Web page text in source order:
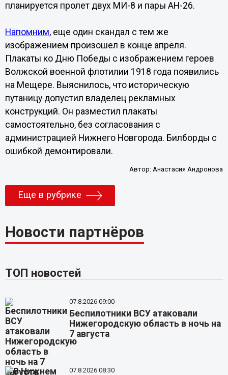
планируется пролет двух МИ-8 и пары АН-26.
Напомним, еще один скандал с тем же
изображением произошел в конце апреля.
Плакаты ко Дню Победы с изображением героев
Волжской военной флотилии 1918 года появились
на Мещере. Выяснилось, что историческую
путаницу допустил владелец рекламных
конструкций. Он разместил плакаты
самостоятельно, без согласования с
администрацией Нижнего Новгорода. Билборды с
ошибкой демонтировали.
Автор:Анастасия Андронова
Еще в рубрике
Новости партнёров
ТОП новостей
07.8.2026 09:00
Беспилотники ВСУ атаковали
Нижегородскую область в ночь на
7 августа
07.8.2026 08:30